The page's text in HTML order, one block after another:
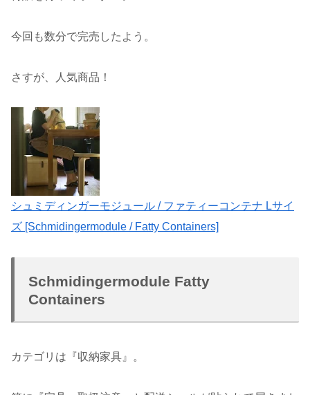
今回も数分で完売したよう。
さすが、人気商品！
シュミディンガーモジュール / ファティーコンテナ Lサイ
ズ [Schmidingermodule / Fatty Containers]
Schmidingermodule Fatty
Containers
カテゴリは『収納家具』。